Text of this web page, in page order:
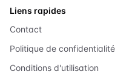
Liens rapides
Contact
Politique de confidentialité
Conditions d'utilisation